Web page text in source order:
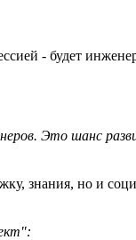
- будет
Это шанс
знания, но и